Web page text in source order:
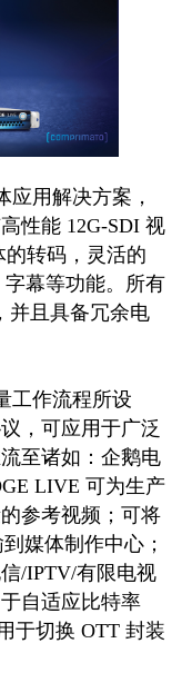
应用解决方案，
性能 12G-SDI 视
转码，灵活的
幕等功能。所有
并且具备冗余电
工作流程所设
，可应用于广泛
至诸如：企鹅电
LIVE 可为生产
参考视频；可将
媒体制作中心；
/IPTV/有限电视
自适应比特率
于切换 OTT 封装